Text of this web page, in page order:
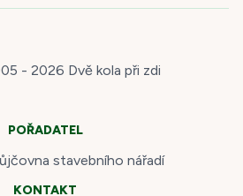
- 2026 Dvě kola při zdi
POŘADATEL
stavebního nářadí
KONTAKT